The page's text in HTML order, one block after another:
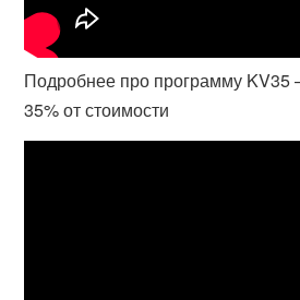
Подробнее про программу
35% от стоимости